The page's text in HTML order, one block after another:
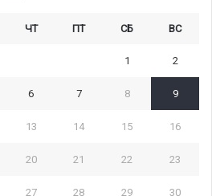
ЧТ ПТ СБ ВС
1 2
6 7 8 9
13 14 15 16
20 21 22 23
27 28 29 30